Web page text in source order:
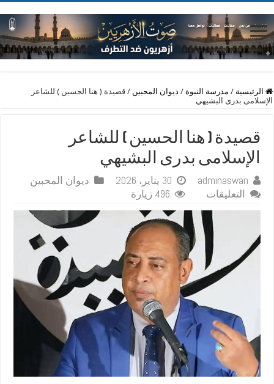
الرئيسية / مدرسة النبوة / ديوان المحبين / قصيدة ( هنا الحسين ) للشاعر
الإسلامى بدرى البشيهي
قصيدة ( هنا الحسين ) للشاعر
الإسلامى بدرى البشيهي
adminaswan 30 يناير، 2026
ديوان المحبين
التعليقات
(
هنا
الحسين
)
للشاعر
الإسلامى
بدرى
البشيهي
مغلقة
496 زيارة